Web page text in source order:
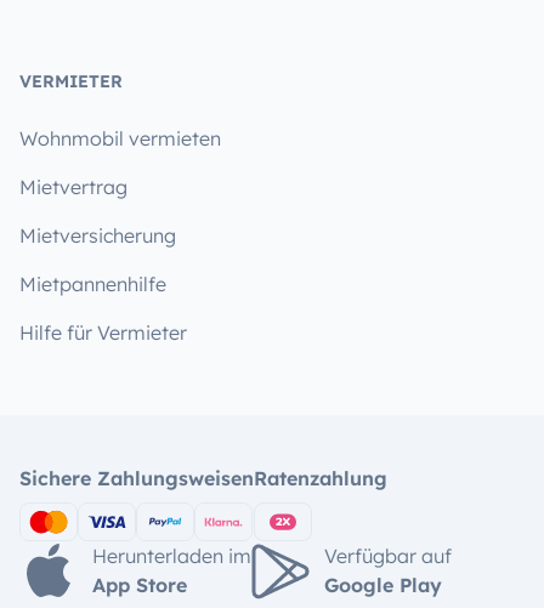
VERMIETER
Wohnmobil vermieten
Mietvertrag
Mietversicherung
Mietpannenhilfe
Hilfe für Vermieter
Sichere ZahlungsweisenRatenzahlung
Herunterladen im
App Store
Verfügbar auf
Google Play